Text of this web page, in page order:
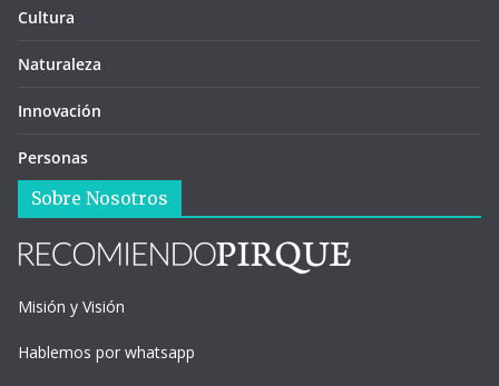
Cultura
Naturaleza
Innovación
Personas
Sobre Nosotros
Misión y Visión
Hablemos por whatsapp